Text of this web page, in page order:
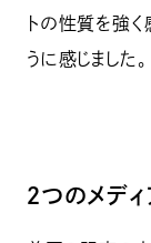
トの性質を強
うに感じました。
２つのメデ